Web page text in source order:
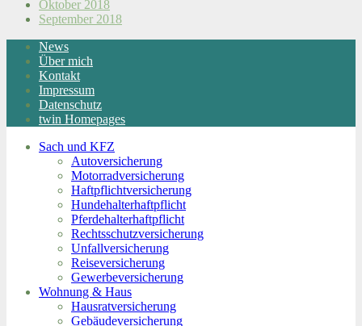
Oktober 2018
September 2018
News
Über mich
Kontakt
Impressum
Datenschutz
twin Homepages
Sach und KFZ
Autoversicherung
Motorradversicherung
Haftpflichtversicherung
Hundehalterhaftpflicht
Pferdehalterhaftpflicht
Rechtsschutzversicherung
Unfallversicherung
Reiseversicherung
Gewerbeversicherung
Wohnung & Haus
Hausratversicherung
Gebäudeversicherung